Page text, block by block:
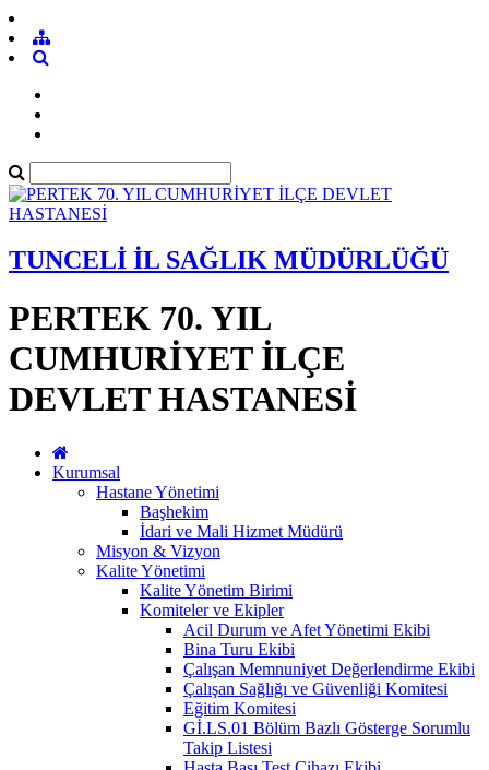
TUNCELİ İL SAĞLIK MÜDÜRLÜĞÜ
PERTEK 70. YIL
CUMHURİYET İLÇE
DEVLET HASTANESİ
Kurumsal
Hastane Yönetimi
Başhekim
İdari ve Mali Hizmet Müdürü
Misyon & Vizyon
Kalite Yönetimi
Kalite Yönetim Birimi
Komiteler ve Ekipler
Acil Durum ve Afet Yönetimi Ekibi
Bina Turu Ekibi
Çalışan Memnuniyet Değerlendirme Ekibi
Çalışan Sağlığı ve Güvenliği Komitesi
Eğitim Komitesi
Gİ.LS.01 Bölüm Bazlı Gösterge Sorumlu
Takip Listesi